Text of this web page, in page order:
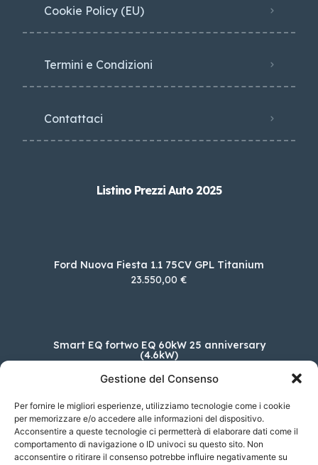
Gestione del Consenso
Per fornire le migliori esperienze, utilizziamo tecnologie come i cookie
per memorizzare e/o accedere alle informazioni del dispositivo.
Acconsentire a queste tecnologie ci permetterà di elaborare dati come il
comportamento di navigazione o ID univoci su questo sito. Non
acconsentire o ritirare il consenso potrebbe influire negativamente su
Cookie Policy (EU)
Termini e Condizioni
Contattaci
Listino Prezzi Auto 2025
Ford Nuova Fiesta 1.1 75CV GPL Titanium
23.550,00 €
Smart EQ fortwo EQ 60kW 25 anniversary
(4.6kW)
MINI MINI Cabrio Cooper Yours Cabrio DCT
37.250,00 €